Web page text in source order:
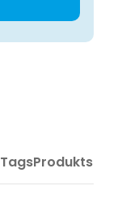
Tags